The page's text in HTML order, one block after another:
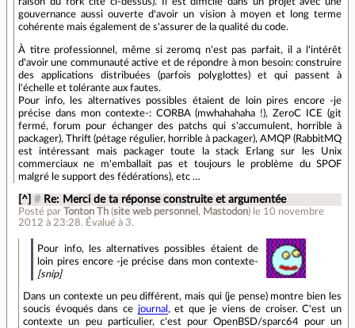
gouvernance aussi ouverte d'avoir un vision à moyen et long terme
cohérente mais également de s'assurer de la qualité du code.
À titre professionnel, même si zeromq n'est pas parfait, il a l'intérêt
d'avoir une communauté active et de répondre à mon besoin: construire
des applications distribuées (parfois polyglottes) et qui passent à
l'échelle et tolérante aux fautes.
Pour info, les alternatives possibles étaient de loin pires encore -je
précise dans mon contexte-: CORBA (mwhahahaha !), ZeroC ICE (git
fermé, forum pour échanger des patchs qui s'accumulent, horrible à
packager), Thrift (pétage régulier, horrible à packager), AMQP (RabbitMQ
est intéressant mais packager toute la stack Erlang sur les Unix
commerciaux ne m'emballait pas et toujours le problème du SPOF
malgré le support des fédérations), etc …
[^] # Re: Merci de ta réponse construite et argumentée
Posté parTonton Th (site web personnel , Mastodon) le 10 novembre
2012 à 23:28. Évalué à 3.
Pour info, les alternatives possibles étaient de
loin pires encore -je précise dans mon contexte-
[snip]
Dans un contexte un peu différent, mais qui (je pense) montre bien les
soucis évoqués dans ce journal , et que je viens de croiser. C'est un
contexte un peu particulier, c'est pour OpenBSD/sparc64 pour un